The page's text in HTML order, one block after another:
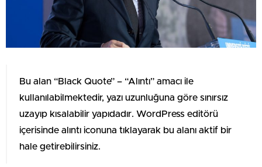
Bu alan “Black Quote” – “Alıntı” amacı ile
kullanılabilmektedir, yazı uzunluğuna göre sınırsız
uzayıp kısalabilir yapıdadır. WordPress editörü
içerisinde alıntı iconuna tıklayarak bu alanı aktif bir
hale getirebilirsiniz.